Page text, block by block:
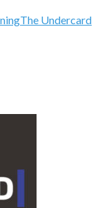
The Undercard